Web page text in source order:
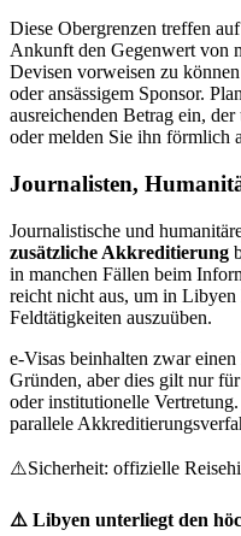
Diese Obergrenzen treffen
Ankunft den Gegenwert von
Devisen vorweisen zu
oder ansässigem Sponsor.
ausreichenden Betrag ein,
oder melden Sie ihn förmlich
Journalisten,
Journalistische und
zusätzliche Akkreditierung
in manchen Fällen beim
reicht nicht aus, um in Libyen
Feldtätigkeiten auszuüben.
e-Visas beinhalten zwar
Gründen, aber dies gilt nur
oder institutionelle
parallele
⚠️Sicherheit: offizielle
⚠️ Libyen unterliegt den